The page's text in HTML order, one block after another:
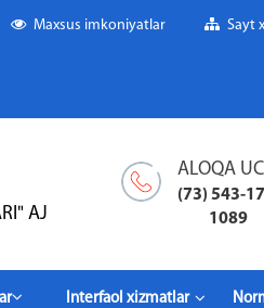
Maxsus imkoniyatlar Sayt
AJ
ALOQA
(73) 543-
1089
Interfaol xizmatlar